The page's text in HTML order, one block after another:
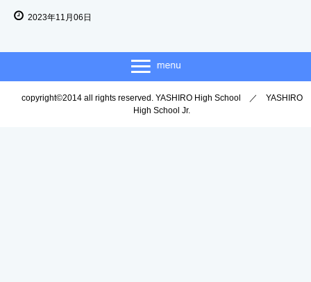
2023年11月06日
copyright©2014 all rights reserved. YASHIRO High School ／ YASHIRO
High School Jr.